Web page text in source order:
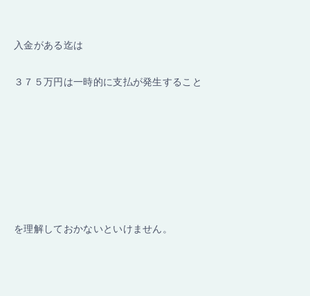
入金がある迄は
３７５万円は一時的に支払が発生すること
を理解しておかないといけません。